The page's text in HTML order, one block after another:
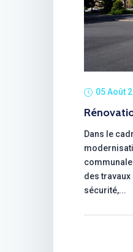
05 Août
Dans le
des
sécurité,...